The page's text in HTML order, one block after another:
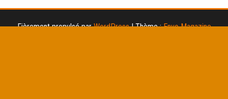
Fièrement propulsé parWordPress |Thème :Envo Magazine